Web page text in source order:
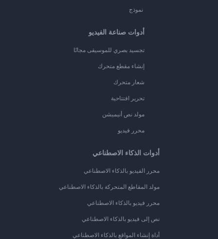
نموذج
أدوات صناعة الفيديو
تجسيد بصري للموسيقى مجانًا
إنشاء مقطع متحرك
شعار متحرك
تحرير افتتاحية
مولد نص أنيميشن
محرر فيديو
أدوات الذكاء الاصطناعي
محرر الفيديو بالذكاء الاصطناعي
مولد المقاطع المتحركة بالذكاء الاصطناعي
محرر فيديو بالذكاء الاصطناعي
نص إلى فيديو بالذكاء الاصطناعي
أداة إنشاء المواقع بالذكاء الاصطناعي